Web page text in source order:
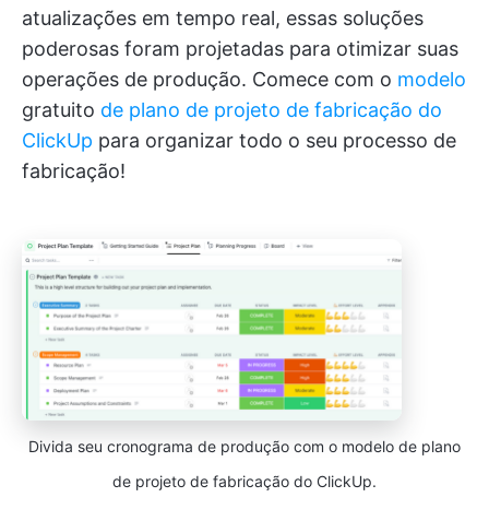
atualizações em tempo real, essas soluções
poderosas foram projetadas para otimizar suas
operações de produção. Comece com o modelo
gratuito de plano de projeto de fabricação do
ClickUp para organizar todo o seu processo de
fabricação!
Divida seu cronograma de produção com o modelo de plano
de projeto de fabricação do ClickUp.